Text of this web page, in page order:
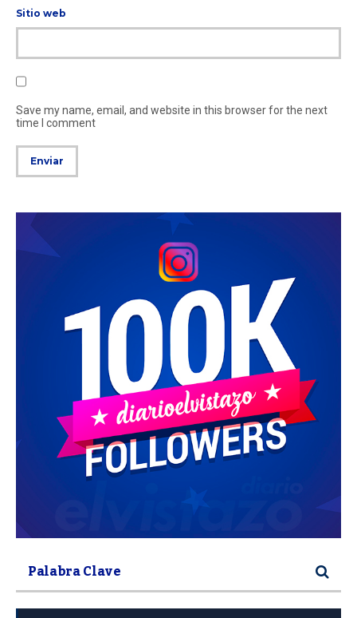
Sitio web
Save my name, email, and website in this browser for the next
time I comment